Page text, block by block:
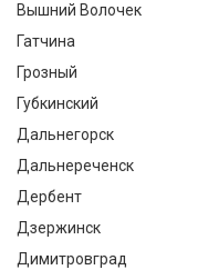
Вышний Волочек
Гатчина
Грозный
Губкинский
Дальнегорск
Дальнереченск
Дербент
Дзержинск
Димитровград